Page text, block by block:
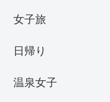
女子旅
日帰り
温泉女子